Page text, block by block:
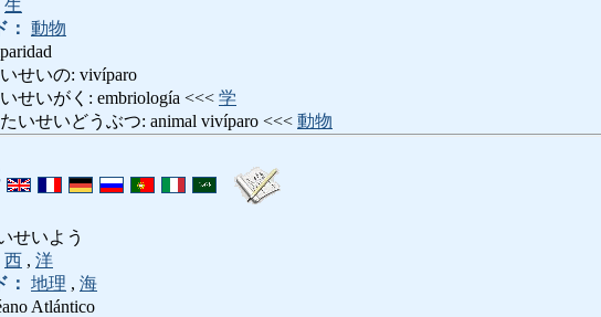
生
： 動物
せいの: vivíparo
せいがく: embriología <<< 学
いせいどうぶつ: animal vivíparo <<< 動物
せいよう
西 , 洋
： 地理 , 海
Atlántico